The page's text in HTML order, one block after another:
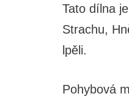
Tato dílna
Strachu,
lpěli.
Pohybová